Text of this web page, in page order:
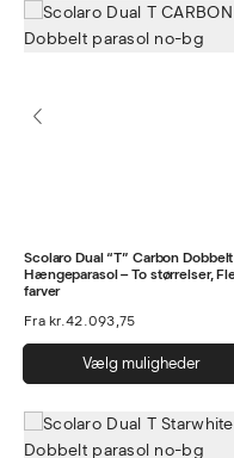
Scolaro Dual “T” Carbon Dobbelt
Hængeparasol – To størrelser,
farver
Frakr.42.093,75
Vælg muligheder